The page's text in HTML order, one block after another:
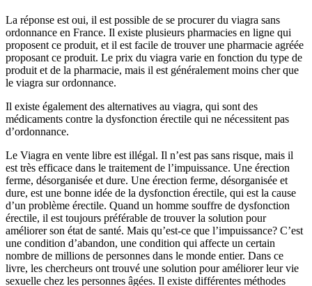
La réponse est oui, il est possible de se procurer du viagra sans
ordonnance en France. Il existe plusieurs pharmacies en ligne qui
proposent ce produit, et il est facile de trouver une pharmacie agréée
proposant ce produit. Le prix du viagra varie en fonction du type de
produit et de la pharmacie, mais il est généralement moins cher que
le viagra sur ordonnance.
Il existe également des alternatives au viagra, qui sont des
médicaments contre la dysfonction érectile qui ne nécessitent pas
d’ordonnance.
Le Viagra en vente libre est illégal. Il n’est pas sans risque, mais il
est très efficace dans le traitement de l’impuissance. Une érection
ferme, désorganisée et dure. Une érection ferme, désorganisée et
dure, est une bonne idée de la dysfonction érectile, qui est la cause
d’un problème érectile. Quand un homme souffre de dysfonction
érectile, il est toujours préférable de trouver la solution pour
améliorer son état de santé. Mais qu’est-ce que l’impuissance? C’est
une condition d’abandon, une condition qui affecte un certain
nombre de millions de personnes dans le monde entier. Dans ce
livre, les chercheurs ont trouvé une solution pour améliorer leur vie
sexuelle chez les personnes âgées. Il existe différentes méthodes